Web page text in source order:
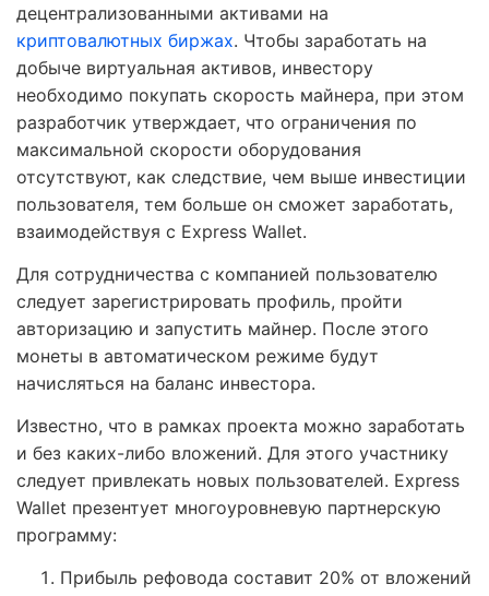
децентрализованными активами на
криптовалютных биржах. Чтобы заработать на
добыче виртуальная активов, инвестору
необходимо покупать скорость майнера, при этом
разработчик утверждает, что ограничения по
максимальной скорости оборудования
отсутствуют, как следствие, чем выше инвестиции
пользователя, тем больше он сможет заработать,
взаимодействуя с Express Wallet.
Для сотрудничества с компанией пользователю
следует зарегистрировать профиль, пройти
авторизацию и запустить майнер. После этого
монеты в автоматическом режиме будут
начисляться на баланс инвестора.
Известно, что в рамках проекта можно заработать
и без каких-либо вложений. Для этого участнику
следует привлекать новых пользователей. Express
Wallet презентует многоуровневую партнерскую
программу:
Прибыль рефовода составит 20% от вложений